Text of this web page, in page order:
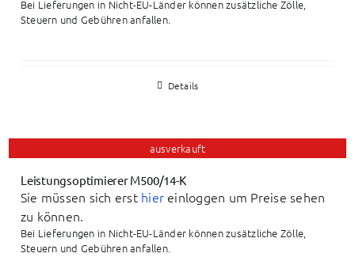
Bei Lieferungen in Nicht-EU-Länder können zusätzliche Zölle,
Steuern und Gebühren anfallen.
Details
ausverkauft
Leistungsoptimierer M500/14-K
Sie müssen sich erst hier einloggen um Preise sehen
zu können.
Bei Lieferungen in Nicht-EU-Länder können zusätzliche Zölle,
Steuern und Gebühren anfallen.